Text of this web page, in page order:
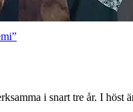
i snart tre år. I